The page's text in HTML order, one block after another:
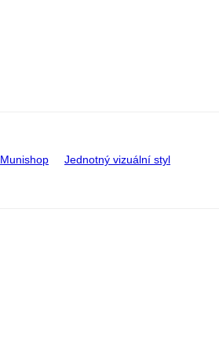
Munishop Jednotný vizuální styl